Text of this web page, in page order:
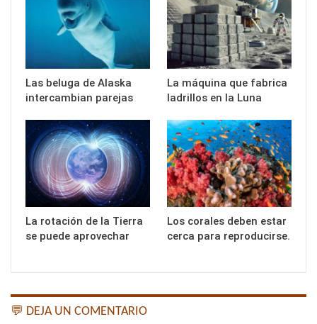
Las beluga de Alaska
intercambian parejas
La máquina que fabrica
ladrillos en la Luna
La rotación de la Tierra
se puede aprovechar
Los corales deben estar
cerca para reproducirse.
💬 DEJA UN COMENTARIO